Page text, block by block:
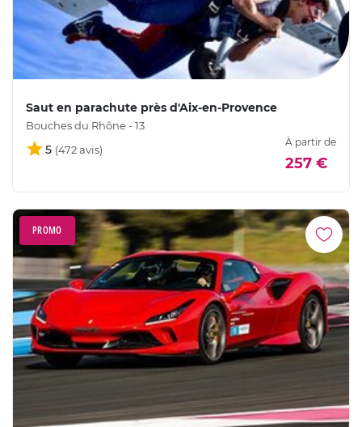
Saut en parachute près d'Aix-en-Provence
Bouches du Rhône - 13
5
À partir de
257 €
PROMO